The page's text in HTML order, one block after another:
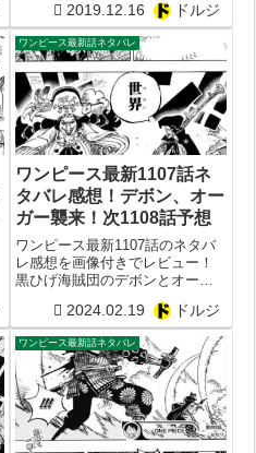
た時期も判明？
2019.12.16 ドルジ
ワンピース最新話ネタバレ
ワンピース最新1107話ネ
タバレ感想！デボン、オー
ガー襲来！次1108話予想
ワンピース最新1107話のネタバ
レ感想を画像付きでレビュー！
黒ひげ海賊団のデボンとオーガ
る？次1108話予想
2024.02.19 ドルジ
ワンピース最新話ネタバレ